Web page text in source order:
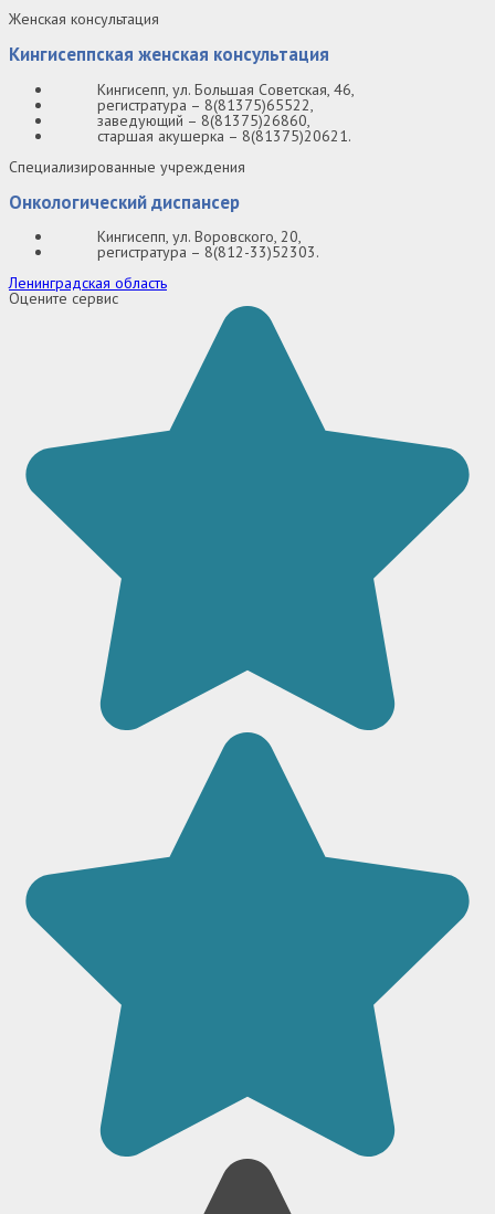
Женская консультация
Кингисеппская женская консультация
Кингисепп, ул. Большая Советская, 46,
регистратура – 8(81375)65522,
заведующий – 8(81375)26860,
старшая акушерка – 8(81375)20621.
Специализированные учреждения
Онкологический диспансер
Кингисепп, ул. Воровского, 20,
регистратура – 8(812-33)52303.
Ленинградская область
Оцените сервис